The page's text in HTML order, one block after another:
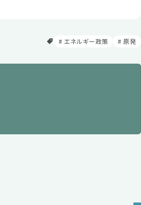
エネルギー政策 原発